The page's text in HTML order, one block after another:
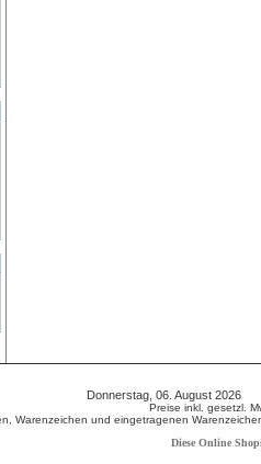
Donnerstag, 06. August
Preise inkl. gesetzl.
Warenzeichen und eingetragenen
Diese Online